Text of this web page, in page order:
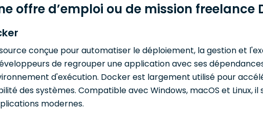
offre d’emploi ou de mission freelance
conçue pour automatiser le déploiement, la gestion et
de regrouper une application avec ses
d'exécution. Docker est largement utilisé pour
des systèmes. Compatible avec Windows, macOS et Linux,
modernes.